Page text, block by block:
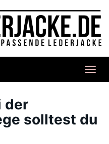
der
solltest du